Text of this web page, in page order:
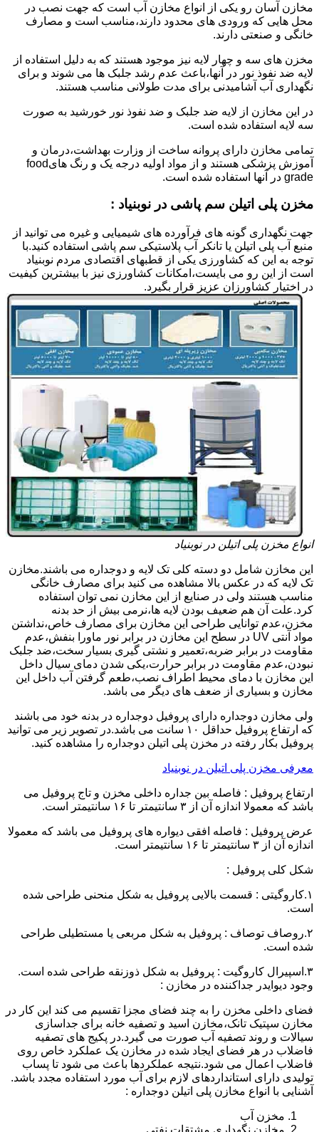
مخازن آسان رو یکی از انواع مخازن آب است که جهت نصب در
محل هایی که ورودی های محدود دارند،مناسب است و مصارف
خانگی و صنعتی دارند.
مخزن های سه و چهار لایه نیز موجود هستند که به دلیل استفاده از
لایه ضد نفوذ نور در آنها،باعث عدم رشد جلبک ها می شوند و برای
نگهداری آب آشامیدنی برای مدت طولانی مناسب هستند.
در این مخازن از لایه ضد جلبک و ضد نفوذ نور خورشید به صورت
سه لایه استفاده شده است.
تمامی مخازن دارای پروانه ساخت از وزارت بهداشت،درمان و
آموزش پزشکی هستند و از مواد اولیه درجه یک و رنگ هایfood
grade در آنها استفاده شده است.
مخزن پلی اتیلن سم پاشی در نوبنیاد :
جهت نگهداری گونه های فرآورده های شیمیایی و غیره می توانید از
منبع آب پلی اتیلن یا تانکر آب پلاستیکی سم پاشی استفاده کنید.با
توجه به این که کشاورزی یکی از قطبهای اقتصادی مردم نوبنیاد
است از این رو می بایست،امکانات کشاورزی نیز با بیشترین کیفیت
در اختیار کشاورزان عزیز قرار بگیرد.
انواع مخزن پلی اتیلن در نوبنیاد
این مخازن شامل دو دسته کلی تک لایه و دوجداره می باشند.مخازن
تک لایه که در عکس بالا مشاهده می کنید برای مصارف خانگی
مناسب هستند ولی در صنایع از این مخازن نمی توان استفاده
کرد.علت آن هم ضعیف بودن لایه ها،نرمی بیش از حد بدنه
مخزن،عدم توانایی طراحی این مخازن برای مصارف خاص،نداشتن
مواد آنتی UV در سطح این مخازن در برابر نور ماورا بنفش،عدم
مقاومت در برابر ضربه،تعمیر و نشتی گیری بسیار سخت،ضد جلبک
نبودن،عدم مقاومت در برابر حرارت،یکی شدن دمای سیال داخل
این مخازن با دمای محیط اطراف نصب،طعم گرفتن آب داخل این
مخازن و بسیاری از ضعف های دیگر می باشد.
ولی مخازن دوجداره دارای پروفیل دوجداره در بدنه خود می باشند
که ارتفاع پروفیل حداقل ۱۰ سانت می باشد.در تصویر زیر می توانید
پروفیل بکار رفته در مخزن پلی اتیلن دوجداره را مشاهده کنید.
معرفی مخزن پلی اتیلن در نوبنیاد
ارتفاع پروفیل : فاصله بین جداره داخلی مخزن و تاج پروفیل می
باشد که معمولا اندازه آن از ۳ سانتیمتر تا ۱۶ سانتیمتر است.
عرض پروفیل : فاصله افقی دیواره های پروفیل می باشد که معمولا
اندازه آن از ۳ سانتیمتر تا ۱۶ سانتیمتر است.
شکل کلی پروفیل :
۱.کاروگیتی : قسمت بالایی پروفیل به شکل منحنی طراحی شده
است.
۲.روصاف توصاف : پروفیل به شکل مربعی یا مستطیلی طراحی
شده است.
۳.اسپیرال کاروگیت : پروفیل به شکل ذوزنقه طراحی شده است.
وجود دیوایدر جداکننده در مخازن :
فضای داخلی مخزن را به چند فضای مجزا تقسیم می کند این کار در
مخازن سپتیک تانک،مخازن اسید و تصفیه خانه برای جداسازی
سیالات و روند تصفیه آب صورت می گیرد.در پکیج های تصفیه
فاضلاب در هر فضای ایجاد شده در مخازن یک عملکرد خاص روی
فاضلاب اعمال می شود.نتیجه عملکردها باعث می شود تا پساب
تولیدی دارای استانداردهای لازم برای آب مورد استفاده مجدد باشد.
آشنایی با انواع مخازن پلی اتیلن دوجداره :
مخزن آب
مخازن نگهداری مشتقات نفتی